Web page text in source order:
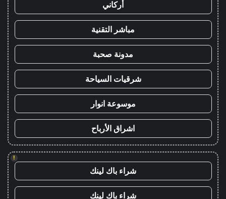
أركاني
مباشر التقنية
مدونة صحبة
شرقيات السياحة
موسوعة انوار
اشراق الأرباح
!
شراء باك لينك
شراء باك لينك